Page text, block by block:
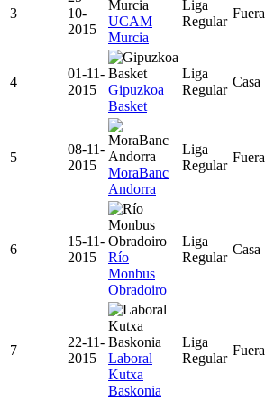
3
10-
2015
UCAM
Murcia
Liga
Regular
Fuera
4
01-11-
2015
Gipuzkoa
Basket
Liga
Regular
Casa
5
08-11-
2015
MoraBanc
Andorra
Liga
Regular
Fuera
6
15-11-
2015
Río
Monbus
Obradoiro
Liga
Regular
Casa
7
22-11-
2015
Laboral
Kutxa
Baskonia
Liga
Regular
Fuera